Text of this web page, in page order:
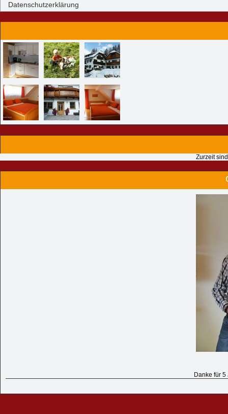
Datenschutzerklärung
Zurzeit
Danke für